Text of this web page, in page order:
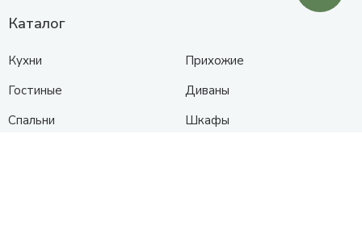
Каталог
Кухни
Гостиные
Спальни
Прихожие
Диваны
Шкафы